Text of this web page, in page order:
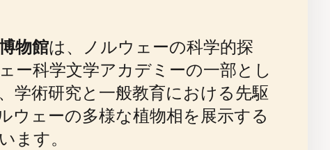
物館は、ノルウェーの科学的探
ー科学文学アカデミーの一部とし
学術研究と一般教育における先駆
ウェーの多様な植物相を展示する
ます。